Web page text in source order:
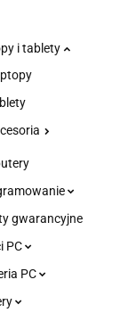
i tablety
gwarancyjne
PC
PC